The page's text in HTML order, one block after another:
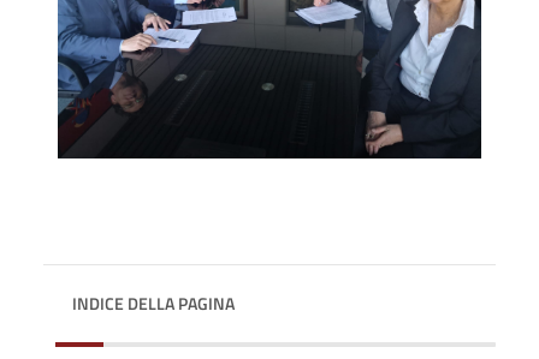
INDICE DELLA PAGINA